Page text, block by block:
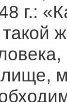
г.: